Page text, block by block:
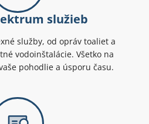
služieb
služby, od opráv toaliet a
vodoinštalácie. Všetko na
pohodlie a úsporu času.